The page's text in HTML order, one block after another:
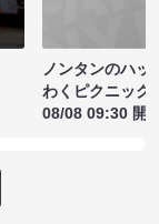
ノンタンのハッ
わくピクニック
08/08 09:30 開